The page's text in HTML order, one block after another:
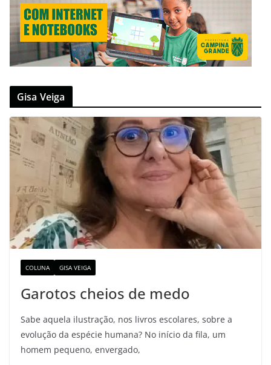
Gisa Veiga
COLUNA GISA VEIGA
Garotos cheios de medo
Sabe aquela ilustração, nos livros escolares, sobre a
evolução da espécie humana? No início da fila, um
homem pequeno, envergado,